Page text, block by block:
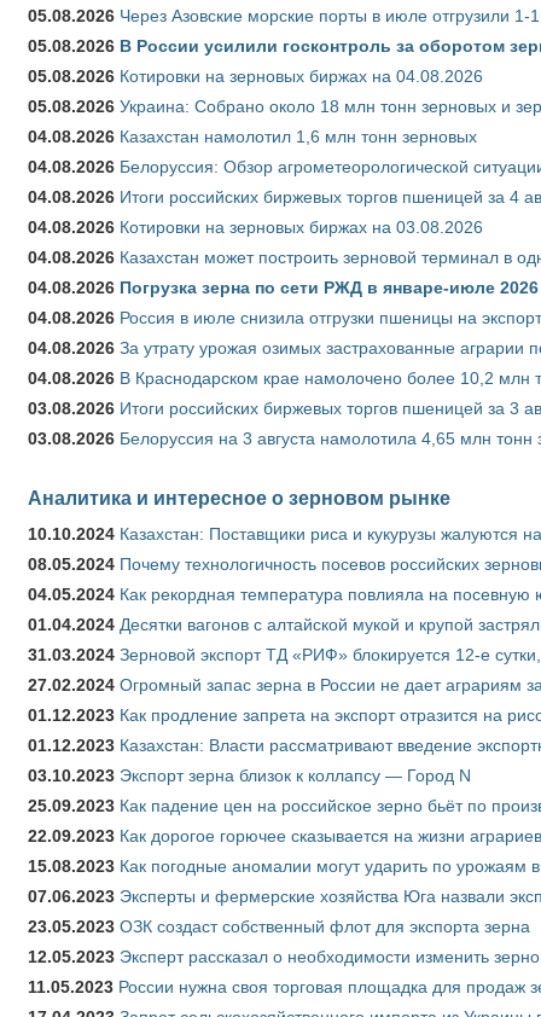
05.08.2026 Через Азовские морские порты в июле отгрузили
05.08.2026 В России усилили госконтроль за оборотом
05.08.2026 Котировки на зерновых биржах на 04.08.2026
05.08.2026 Украина: Собрано около 18 млн тонн зерновых и
04.08.2026 Казахстан намолотил 1,6 млн тонн зерновых
04.08.2026 Белоруссия: Обзор агрометеорологической
04.08.2026 Итоги российских биржевых торгов пшеницей за 4
04.08.2026 Котировки на зерновых биржах на 03.08.2026
04.08.2026 Казахстан может построить зерновой терминал в
04.08.2026 Погрузка зерна по сети РЖД в январе-июле
04.08.2026 Россия в июле снизила отгрузки пшеницы на
04.08.2026 За утрату урожая озимых застрахованные аграрии
04.08.2026 В Краснодарском крае намолочено более 10,2 млн
03.08.2026 Итоги российских биржевых торгов пшеницей за 3
03.08.2026 Белоруссия на 3 августа намолотила 4,65 млн тонн
Аналитика и интересное о зерновом рынке
10.10.2024 Казахстан: Поставщики риса и кукурузы жалуются
08.05.2024 Почему технологичность посевов российских
04.05.2024 Как рекордная температура повлияла на
01.04.2024 Десятки вагонов с алтайской мукой и крупой
31.03.2024 Зерновой экспорт ТД «РИФ» блокируется 12-е
27.02.2024 Огромный запас зерна в России не дает аграриям
01.12.2023 Как продление запрета на экспорт отразится на
01.12.2023 Казахстан: Власти рассматривают введение
03.10.2023 Экспорт зерна близок к коллапсу — Город N
25.09.2023 Как падение цен на российское зерно бьёт по
22.09.2023 Как дорогое горючее сказывается на жизни аграриев
15.08.2023 Как погодные аномалии могут ударить по урожаям
07.06.2023 Эксперты и фермерские хозяйства Юга назвали
23.05.2023 ОЗК создаст собственный флот для экспорта зерна
12.05.2023 Эксперт рассказал о необходимости изменить
11.05.2023 России нужна своя торговая площадка для продаж